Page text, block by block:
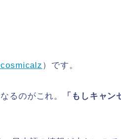
）です。
るのがこれ。
「もしキャ